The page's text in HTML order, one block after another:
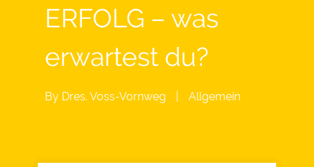
ERFOLG – was
erwartest du?
By Dres. Voss-Vornweg Allgemein